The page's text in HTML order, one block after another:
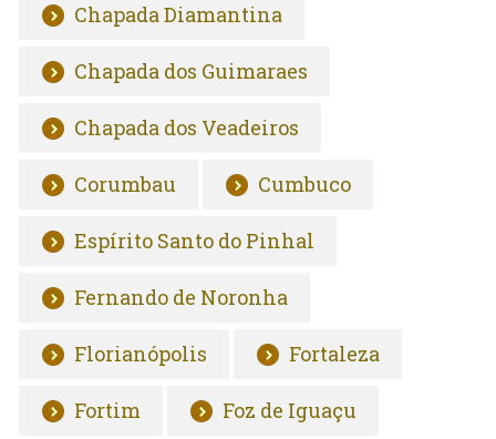
Chapada Diamantina
Chapada dos Guimaraes
Chapada dos Veadeiros
Corumbau Cumbuco
Espírito Santo do Pinhal
Fernando de Noronha
Florianópolis Fortaleza
Fortim Foz de Iguaçu